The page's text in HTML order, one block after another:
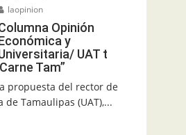
laopinion
Opinión
y
UAT t
Tam”
propuesta del rector de
Tamaulipas (UAT),...